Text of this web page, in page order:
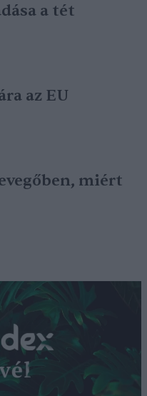
a tét
az EU
miért